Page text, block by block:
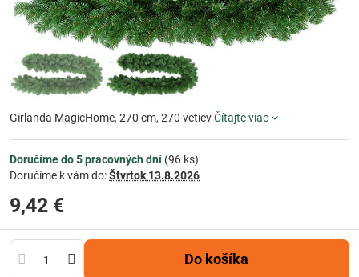
Girlanda MagicHome, 270 cm, 270 vetievČítajte viac
Doručíme do 5 pracovných dní(96 ks)
Doručíme k vám do:Štvrtok 13.8.2026
9,42 €
Do košíka